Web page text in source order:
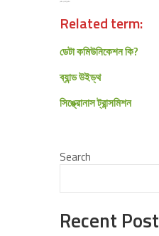
অ্যাসিনক্রোনাস ট্রান্সমিশন
Related term:
ডেটা কমিউনিকেশন কি?
ব্যান্ড উইড্থ
সিঙ্ক্রোনাস ট্রান্সমিশন
Search
Recent Post